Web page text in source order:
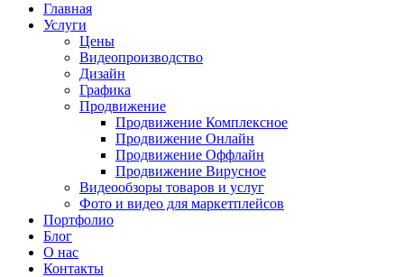
Главная
Услуги
Цены
Видеопроизводство
Дизайн
Графика
Продвижение
Продвижение Комплексное
Продвижение Онлайн
Продвижение Оффлайн
Продвижение Вирусное
Видеообзоры товаров и услуг
Фото и видео для маркетплейсов
Портфолио
Блог
О нас
Контакты